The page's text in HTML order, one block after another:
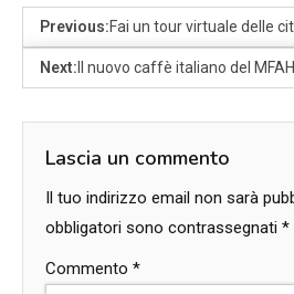
Previous:Fai un tour virtuale delle
Next: Il nuovo caffè italiano del
Lascia un commento
Il tuo indirizzo email non sarà
obbligatori sono contrassegnati *
Commento *